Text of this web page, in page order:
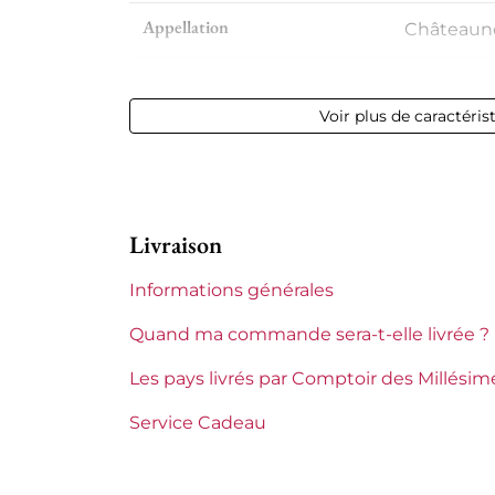
Appellation
Etiquette Parfaite
Domaines du Rhône
Tranche de prix
Voir plus de
Livraison
Informations générales
Quand ma commande sera-t-elle livrée ?
Les pays livrés par Comptoir des
Service Cadeau